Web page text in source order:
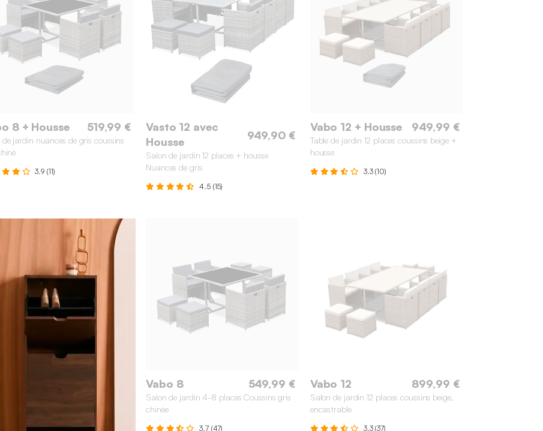
8 + Housse 519,99 €
de jardin nuances de gris coussins
3.9 (11)
Vasto 12 avec
Housse
949,90 €
Salon de jardin 12 places + housse
Nuances de gris
4.5 (15)
Vabo 12 + Housse 949,99 €
Table de jardin 12 places coussins beige +
housse
3.3 (10)
Vabo 8 549,99 €
Salon de jardin 4-8 places Coussins gris
chinée
3.7 (47)
Vabo 12 899,99 €
Salon de jardin 12 places coussins beige,
encastrable
3.3 (37)